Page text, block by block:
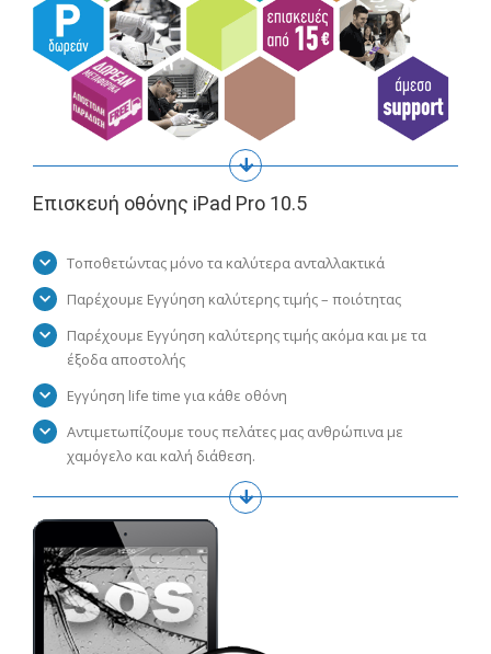
Επισκευή οθόνης iPad Pro 10.5
Τοποθετώντας μόνο τα καλύτερα ανταλλακτικά
Παρέχουμε Εγγύηση καλύτερης τιμής – ποιότητας
Παρέχουμε Εγγύηση καλύτερης τιμής ακόμα και με τα
έξοδα αποστολής
Εγγύηση life time για κάθε οθόνη
Αντιμετωπίζουμε τους πελάτες μας ανθρώπινα με
χαμόγελο και καλή διάθεση.